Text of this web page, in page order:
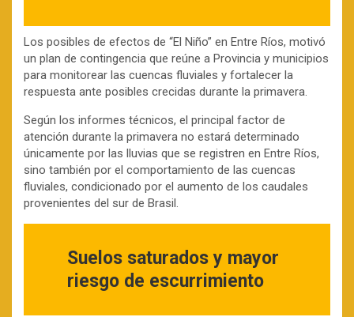
Los posibles de efectos de “El Niño” en Entre Ríos, motivó
un plan de contingencia que reúne a Provincia y municipios
para monitorear las cuencas fluviales y fortalecer la
respuesta ante posibles crecidas durante la primavera.
Según los informes técnicos, el principal factor de
atención durante la primavera no estará determinado
únicamente por las lluvias que se registren en Entre Ríos,
sino también por el comportamiento de las cuencas
fluviales, condicionado por el aumento de los caudales
provenientes del sur de Brasil.
Suelos saturados y mayor
riesgo de escurrimiento